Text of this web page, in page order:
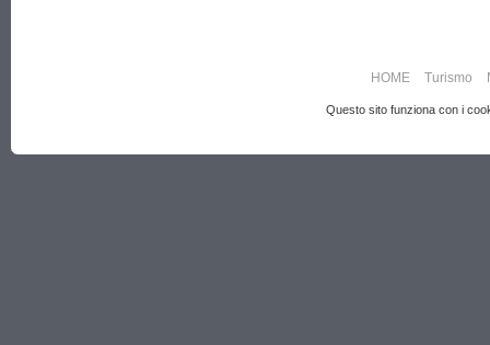
HOME Turismo
Questo sito funziona con i